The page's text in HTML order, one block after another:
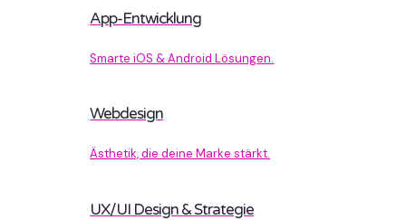
App-Entwicklung
Smarte iOS & Android Lösungen.
Webdesign
Ästhetik, die deine Marke stärkt.
UX/UI Design & Strategie